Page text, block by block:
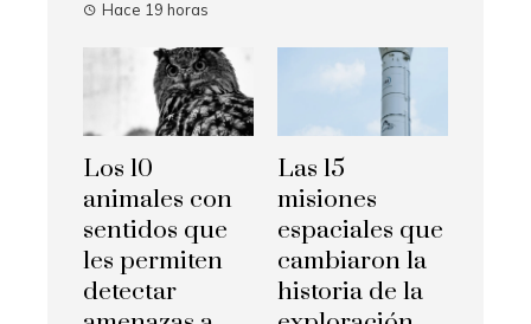
Hace 19 horas
Los 10
animales con
sentidos que
les permiten
detectar
Las 15
misiones
espaciales que
cambiaron la
historia de la